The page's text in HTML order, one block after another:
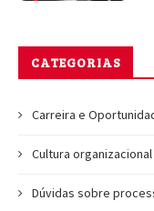
CATEGORIAS
Carreira e
Cultura organizacional
Dúvidas sobre